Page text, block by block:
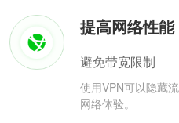
提高网络性能
避免带宽限制
使用VPN可以隐藏
网络体验。